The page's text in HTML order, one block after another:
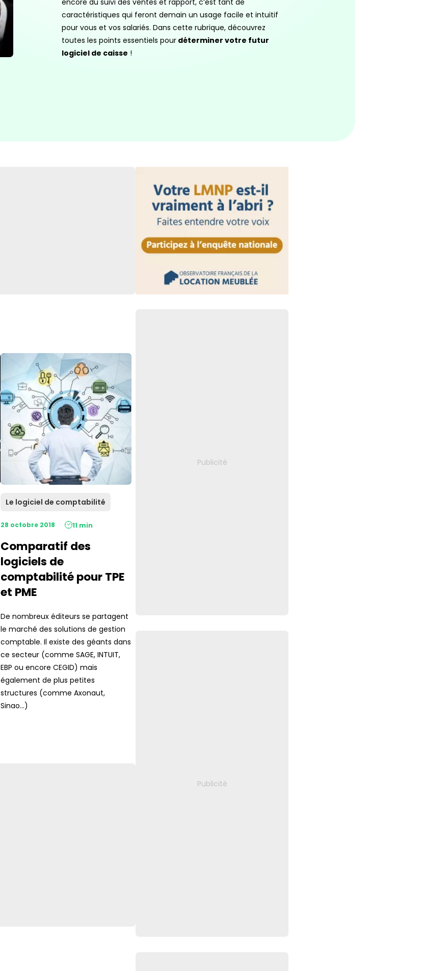
encore du suivi des ventes et rapport, c’est tant de
caractéristiques qui feront demain un usage facile et intuitif
pour vous et vos salariés. Dans cette rubrique, découvrez
toutes les points essentiels pour déterminer votre futur
logiciel de caisse !
Le logiciel de comptabilité
28 octobre 2018 11 min
Comparatif des
logiciels de
comptabilité pour TPE
et PME
De nombreux éditeurs se partagent
le marché des solutions de gestion
comptable. Il existe des géants dans
ce secteur (comme SAGE, INTUIT,
EBP ou encore CEGID) mais
également de plus petites
structures (comme Axonaut,
Sinao...)